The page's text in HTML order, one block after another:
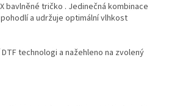
bavlněné tričko . Jedinečná kombinace
a udržuje optimální vlhkost
technologi a nažehleno na zvolený